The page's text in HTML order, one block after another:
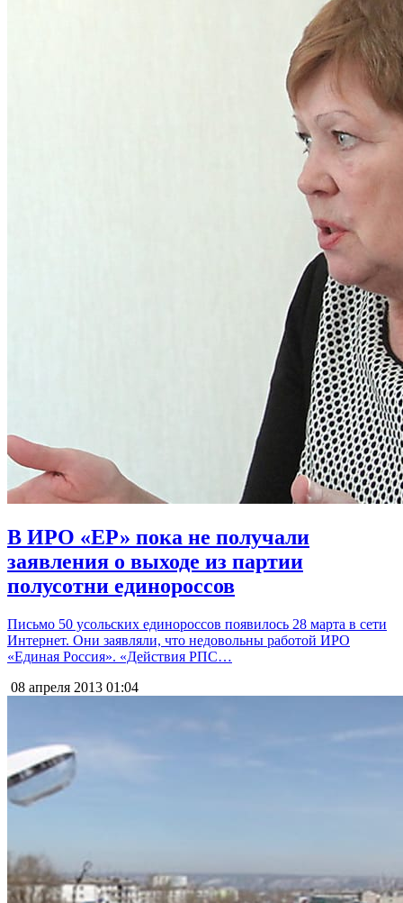
В ИРО «ЕР» пока не получали
заявления о выходе из партии
полусотни единороссов
Письмо 50 усольских единороссов появилось 28 марта в сети
Интернет. Они заявляли, что недовольны работой ИРО
«Единая Россия». «Действия РПС…
08 апреля 2013 01:04